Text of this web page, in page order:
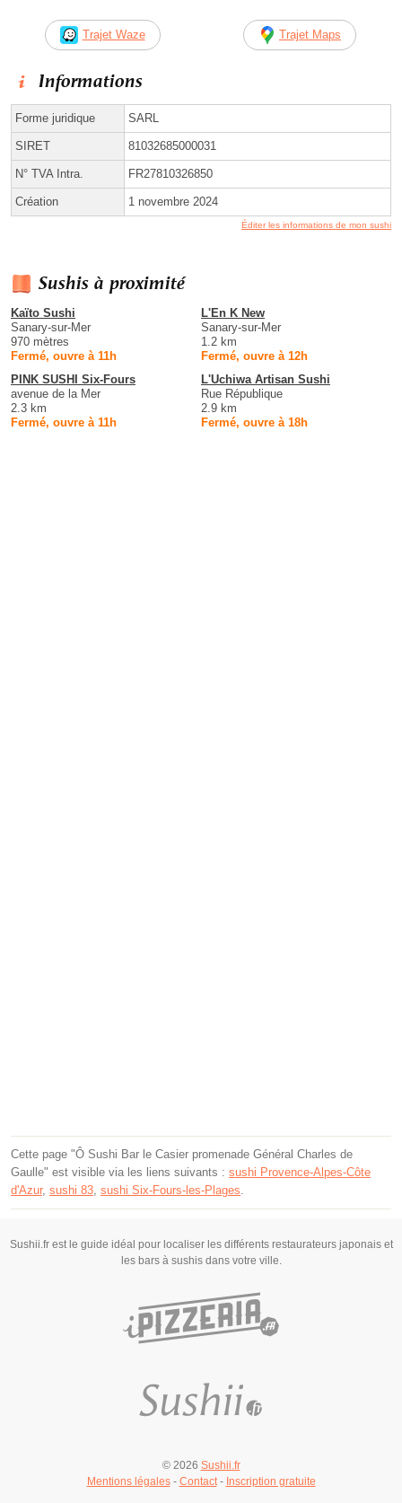
Trajet Waze Trajet Maps
Informations
Forme juridique SARL
SIRET 81032685000031
N° TVA Intra. FR27810326850
Création 1 novembre 2024
Éditer les informations de mon sushi
Sushis à proximité
Kaïto Sushi
Sanary-sur-Mer
970 mètres
Fermé, ouvre à 11h
L'En K New
Sanary-sur-Mer
1.2 km
Fermé, ouvre à 12h
PINK SUSHI Six-Fours
avenue de la Mer
2.3 km
Fermé, ouvre à 11h
L'Uchiwa Artisan Sushi
Rue République
2.9 km
Fermé, ouvre à 18h
Cette page "Ô Sushi Bar le Casier promenade Général Charles de
Gaulle" est visible via les liens suivants : sushi Provence-Alpes-Côte
d'Azur, sushi 83 sushi Six-Fours-les-Plages
Sushii.fr est le guide idéal pour localiser les différents restaurateurs japonais et
les bars à sushis dans votre ville.
© 2026 Sushii.fr
Mentions légales- Contact- Inscription gratuite